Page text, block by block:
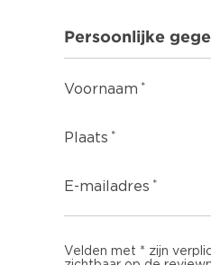
Persoonlijke
Voornaam
Plaats
E-mailadres
Velden met * zijn